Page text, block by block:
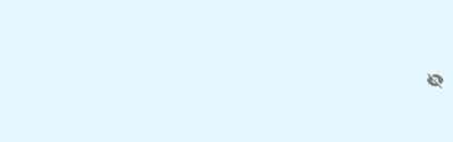
visibility_off